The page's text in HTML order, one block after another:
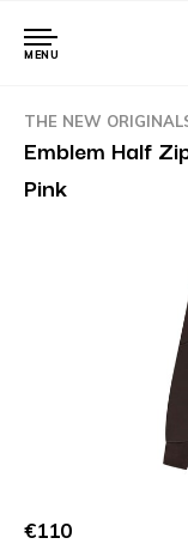
MENU
THE NEW
Emblem Half
Pink
€110